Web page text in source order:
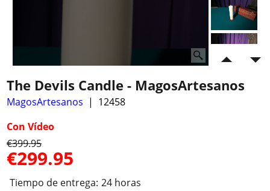
The Devils Candle - MagosArtesanos
MagosArtesanos
12458
Con Vídeo
€399.95
€299.95
Tiempo de entrega: 24 horas